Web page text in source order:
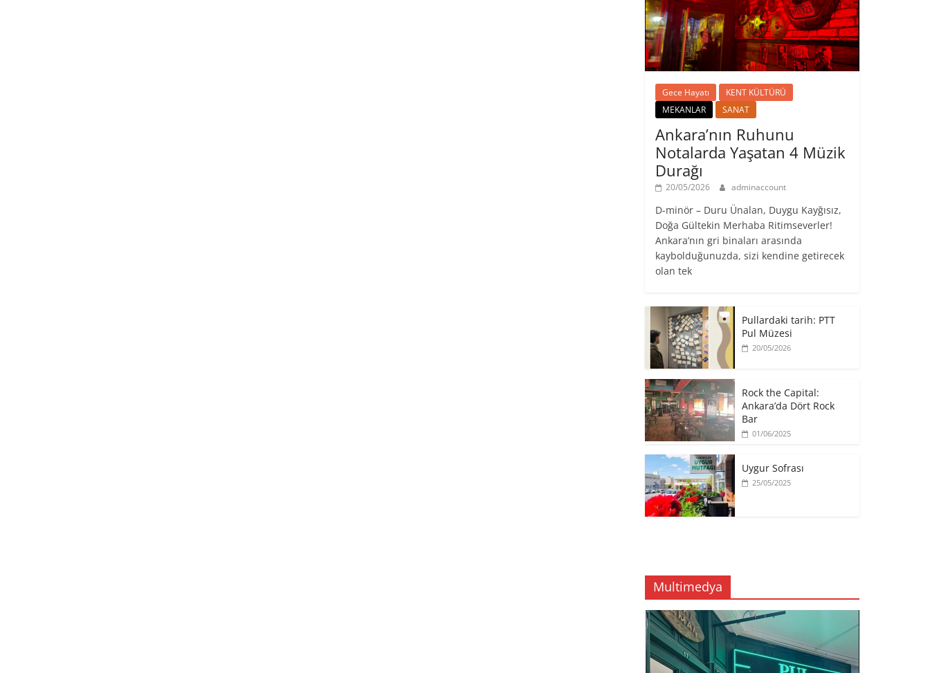
Gece Hayatı
KENT KÜLTÜRÜ
MEKANLAR
SANAT
Ankara’nın Ruhunu
Notalarda Yaşatan 4 Müzik
Durağı
20/05/2026 adminaccount
D-minör – Duru Ünalan, Duygu Kayğısız,
Doğa Gültekin Merhaba Ritimseverler!
Ankara’nın gri binaları arasında
kaybolduğunuzda, sizi kendine getirecek
olan tek
Pullardaki tarih: PTT
Pul Müzesi
20/05/2026
Rock the Capital:
Ankara’da Dört Rock
Bar
01/06/2025
Uygur Sofrası
25/05/2025
Multimedya